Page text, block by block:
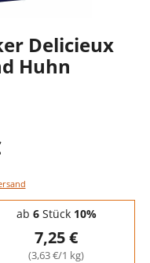
Delicieux
Huhn
ab 6Stück 10%
7,25 €
(3,63 €/1 kg)